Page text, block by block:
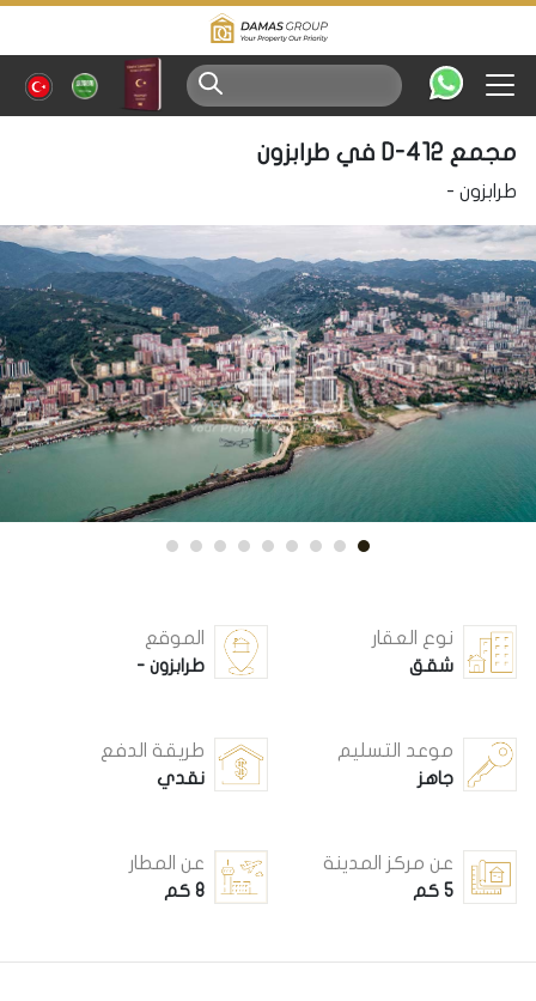
مجمع D-412 في طرابزون
طرابزون -
نوع العقار
شقق
الموقع
طرابزون -
موعد التسليم
جاهز
طريقة الدفع
نقدي
عن مركز المدينة
5 كم
عن المطار
8 كم